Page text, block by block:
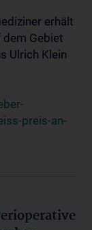
erhält
dem Gebiet
Ulrich Klein
preis-an-